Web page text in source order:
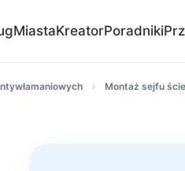
MiastaKreatorPoradniki
Montaż sejfu